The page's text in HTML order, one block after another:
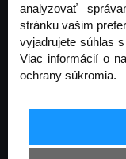
analyzovať
stránku vašim
vyjadrujete súhlas
Viac informácií o
ochrany súkromia.